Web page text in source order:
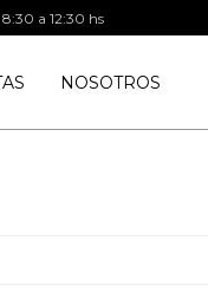
NOSOTROS
a 12:30 hs